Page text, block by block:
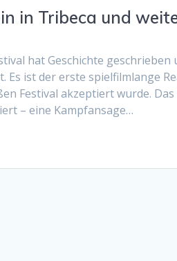
in Tribeca und
hat Geschichte
Es ist der erste spielfilmlange
Festival akzeptiert wurde.
– eine Kampfansage…